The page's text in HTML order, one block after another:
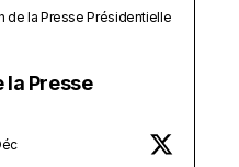
de la Presse Présidentielle
la Presse